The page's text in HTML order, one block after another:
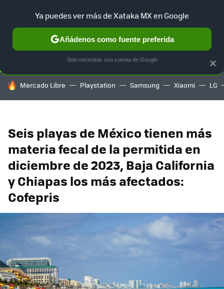
SELECCIÓN GAMING HOME AUTO TERRITORIO
HOY SE HABLA DE
Mercado Libre Playstation Samsung Xiaomi LG
Seis playas de México tienen más
materia fecal de la permitida en
diciembre de 2023, Baja California
y Chiapas los más afectados:
Cofepris
×
Ya puedes ver más de Xataka MX en Google
Añádenos como fuente preferida
Solo necesitas una cuenta de Google